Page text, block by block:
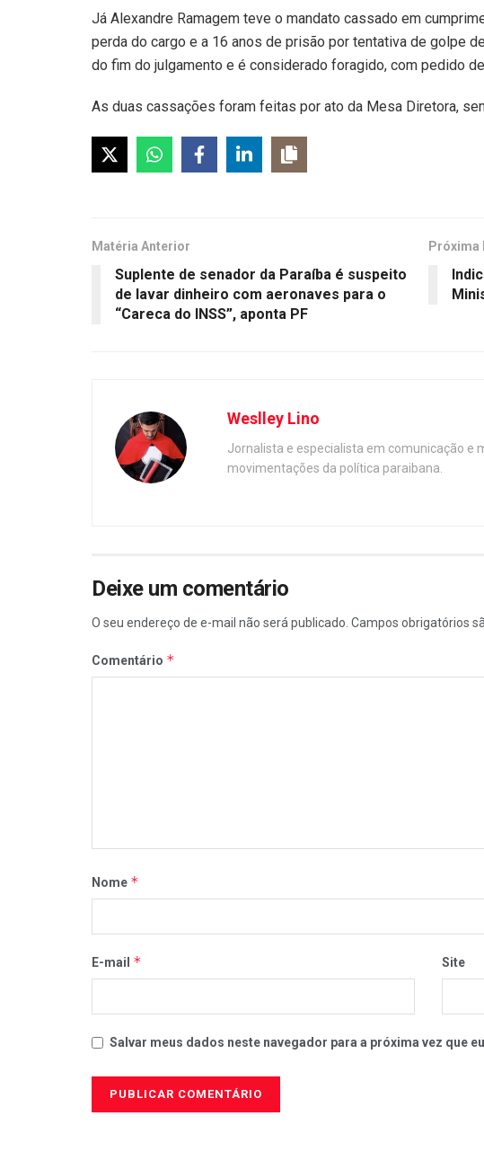
Já Alexandre Ramagem teve o mandato cassado em
perda do cargo e a 16 anos de prisão por tentativa de golpe
do fim do julgamento e é considerado foragido, com pedido
As duas cassações foram feitas por ato da Mesa Diretora,
Matéria Anterior
Suplente de senador da Paraíba é suspeito
de lavar dinheiro com aeronaves para o
“Careca do INSS”, aponta PF
Próxima
Weslley Lino
Jornalista e especialista em comunicação e
movimentações da política paraibana.
Deixe um comentário
O seu endereço de e-mail não será publicado. Campos obrigatórios
Comentário *
Nome *
E-mail * Site
Salvar meus dados neste navegador para a próxima vez que